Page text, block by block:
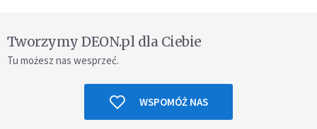
Tworzymy DEON.pl dla Ciebie
Tu możesz nas wesprzeć.
WSPOMÓŻ NAS